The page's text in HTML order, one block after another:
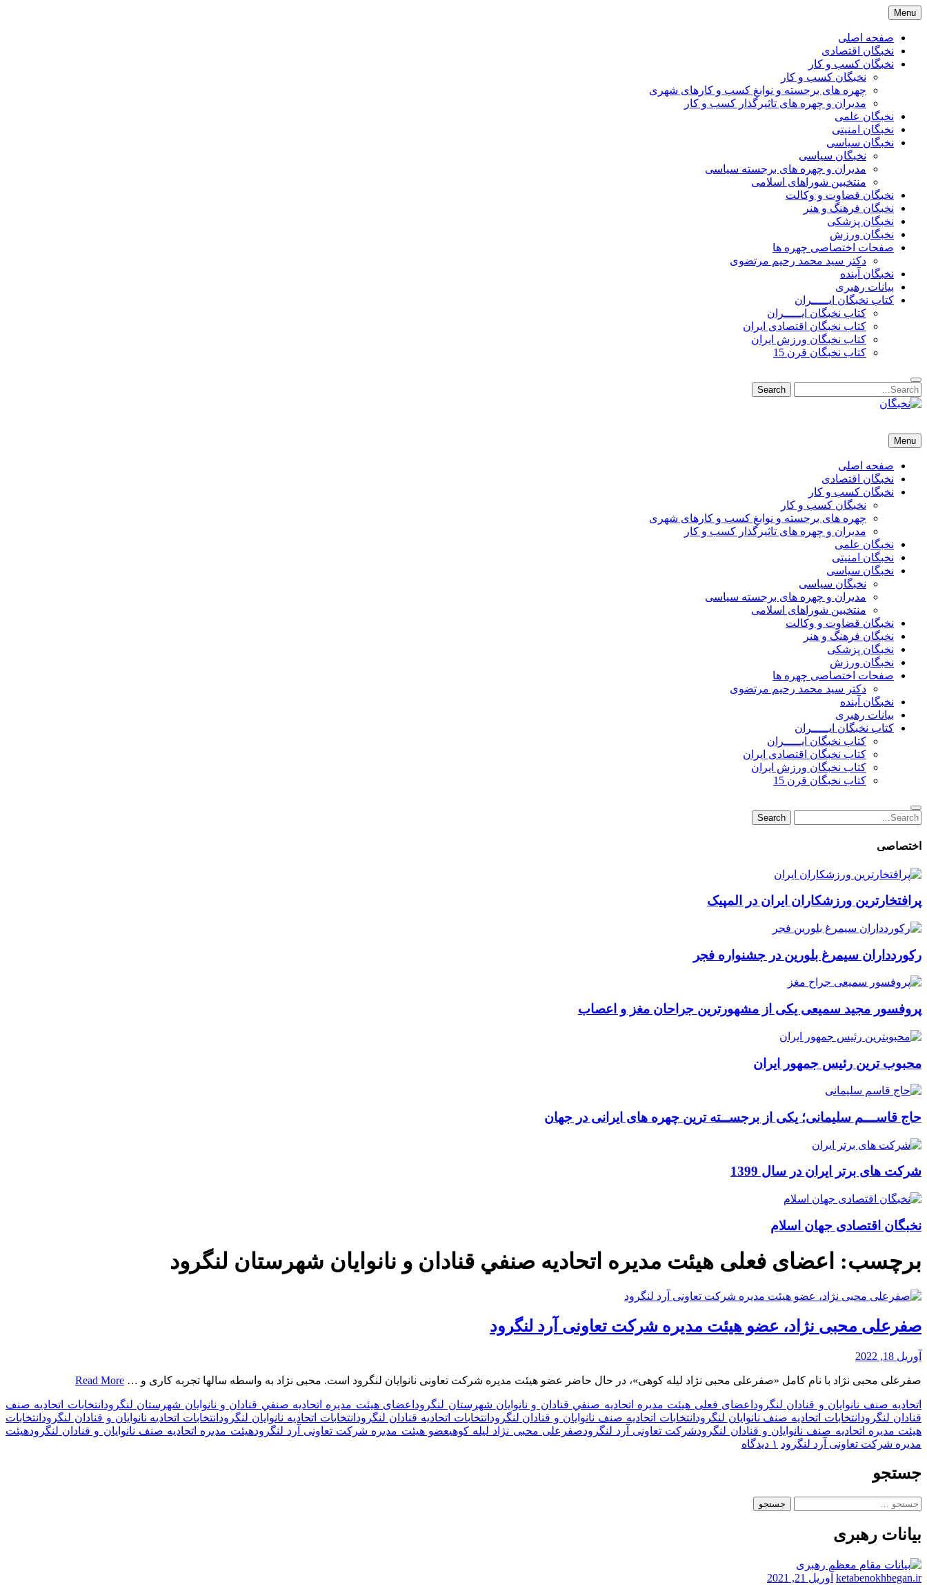
Skip
to
content
Menu
صفحه اصلی
نخبگان اقتصادی
نخبگان کسب و کار
نخبگان کسب و کار
چهره های برجسته و نوابغ کسب و کارهای شهری
مدیران و چهره های تاثیرگذار کسب و کار
نخبگان علمی
نخبگان امنیتی
نخبگان سیاسی
نخبگان سیاسی
مدیران و چهره های برجسته سیاسی
منتخبین شوراهای اسلامی
نخبگان قضاوت و وکالت
نخبگان فرهنگ و هنر
نخبگان پزشکی
نخبگان ورزش
صفحات اختصاصی چهره ها
دکتر سید محمد رحیم مرتضوی
نخبگان آینده
بیانات رهبری
کتاب نخبگان ایـــــران
کتاب نخبگان ایـــــران
کتاب نخبگان اقتصادی ایران
کتاب نخبگان ورزش ایران
کتاب نخبگان قرن 15
Search
for:
Search
نخبگان تایمز/ کتاب نخبگان + پورتال رسمی کتاب نخبگان ایران – کتاب نخبگان اقتصادی ایران – کتاب نخبگان قرن 15 – کتاب نخبگان ورزش ایران – کتاب نخبگان کسب و کار ایران – کتاب نخبگان ایران
Menu
صفحه اصلی
نخبگان اقتصادی
نخبگان کسب و کار
نخبگان کسب و کار
چهره های برجسته و نوابغ کسب و کارهای شهری
مدیران و چهره های تاثیرگذار کسب و کار
نخبگان علمی
نخبگان امنیتی
نخبگان سیاسی
نخبگان سیاسی
مدیران و چهره های برجسته سیاسی
منتخبین شوراهای اسلامی
نخبگان قضاوت و وکالت
نخبگان فرهنگ و هنر
نخبگان پزشکی
نخبگان ورزش
صفحات اختصاصی چهره ها
دکتر سید محمد رحیم مرتضوی
نخبگان آینده
بیانات رهبری
کتاب نخبگان ایـــــران
کتاب نخبگان ایـــــران
کتاب نخبگان اقتصادی ایران
کتاب نخبگان ورزش ایران
کتاب نخبگان قرن 15
Search
for:
Search
اختصاصی
پرافتخارترین ورزشکاران ایران در المپیک
رکوردداران سیمرغ بلورین در جشنواره فجر
پروفسور مجید سمیعی یکی از مشهورترین جراحان مغز و اعصاب
محبوب ترین رئیس جمهور ایران
حاج قاســـم سلیمانی؛ یکی از برجســته ترین چهره های ایرانی در جهان
شرکت های برتر ایران در سال 1399
نخبگان اقتصادی جهان اسلام
برچسب: اعضای فعلی هیئت مدیره اتحاديه صنفي قنادان و نانوایان شهرستان لنگرود
صفرعلی محبی نژاد، عضو هیئت مدیره شرکت تعاونی آرد لنگرود
آوریل 18, 2022
صفرعلی محبی نژاد با نام کامل «صفرعلی محبی نژاد لیله کوهی»، در حال حاضر عضو هیئت مدیره شرکت تعاونی نانوایان لنگرود است. محبی نژاد به واسطه سالها تجربه کاری و … Read More
اتحادیه صنف نانوایان و قنادان لنگرود اعضای فعلی هیئت مدیره اتحاديه صنفي قنادان و نانوایان شهرستان لنگرود اعضای هیئت مدیره اتحاديه صنفي قنادان و نانوایان شهرستان لنگرود انتخابات اتحادیه صنف
قنادان لنگرود انتخابات اتحادیه صنف نانوایان لنگرود انتخابات اتحادیه صنف نانوایان و قنادان لنگرود انتخابات اتحادیه قنادان لنگرود انتخابات اتحادیه نانوایان لنگرود انتخابات اتحادیه نانوایان و قنادان لنگرود انتخابات
هیئت مدیره اتحادیه صنف نانوایان و قنادان لنگرودشرکت تعاونی آرد لنگرودصفرعلی محبی نژاد لیله کوهیعضو هیئت مدیره شرکت تعاونی آرد لنگرودهیئت مدیره اتحادیه صنف نانوایان و قنادان لنگرودهیئت
مدیره شرکت تعاونی آرد لنگرود ۱ دیدگاه
جستجو
جستجو
بیانات رهبری
ketabenokhbegan.ir آوریل 21, 2021